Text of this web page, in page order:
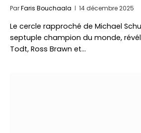
ParFaris Bouchaala 14 décembre 2025
Le cercle rapproché de Michael
septuple champion du monde,
Todt, Ross Brawn et…